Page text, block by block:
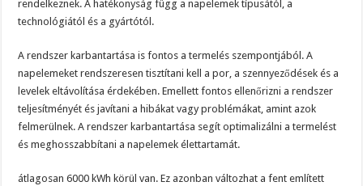
rendelkeznek. A hatékonyság függ a napelemek típusától, a
technológiától és a gyártótól.
A rendszer karbantartása is fontos a termelés szempontjából. A
napelemeket rendszeresen tisztítani kell a por, a szennyeződések és a
levelek eltávolítása érdekében. Emellett fontos ellenőrizni a rendszer
teljesítményét és javítani a hibákat vagy problémákat, amint azok
felmerülnek. A rendszer karbantartása segít optimalizálni a termelést
és meghosszabbítani a napelemek élettartamát.
átlagosan 6000 kWh körül van. Ez azonban változhat a fent említett